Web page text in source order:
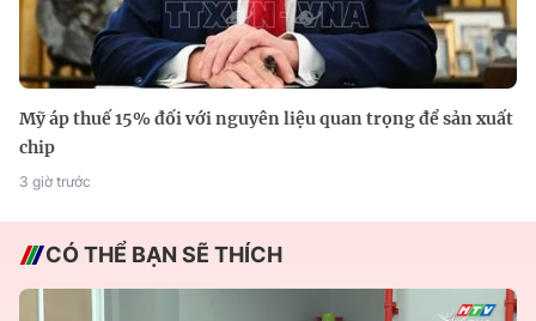
Mỹ áp thuế 15% đối với nguyên liệu quan trọng để sản xuất
chip
3 giờ trước
CÓ THỂ BẠN SẼ THÍCH